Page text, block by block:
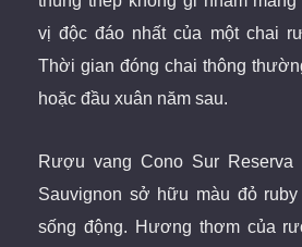
vị độc đáo nhất của một chai
Thời gian đóng chai thông
hoặc đầu xuân năm sau.
Rượu vang Cono Sur Reserva
Sauvignon sở hữu màu đỏ
sống động. Hương thơm của